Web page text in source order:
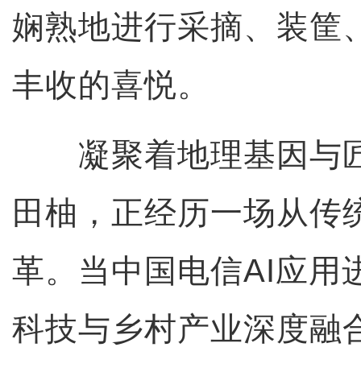
娴熟地进行采摘、装筐
丰收的喜悦。
凝聚着地理基因与
田柚，正经历一场从传
革。当中国电信AI应用
科技与乡村产业深度融